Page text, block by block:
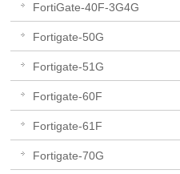
FortiGate-40F-3G4G
Fortigate-50G
Fortigate-51G
Fortigate-60F
Fortigate-61F
Fortigate-70G